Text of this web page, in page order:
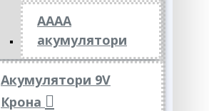
АААА
акумулятори
Акумулятори 9V
Крона